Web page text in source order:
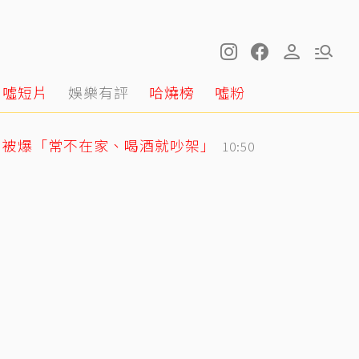
噓短片 娛樂有評 哈燒榜 噓粉
爆「常不在家、喝酒就吵架」 10:50